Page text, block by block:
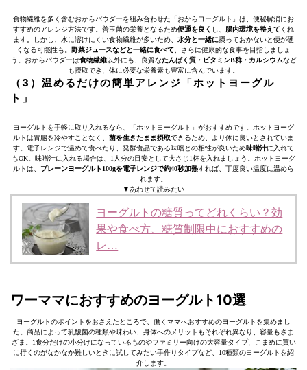
食物繊維を多く含むおからパウダーを組み合わせた「おからヨーグルト」は、便秘解消にお
すすめのアレンジ方法です。善玉菌の栄養となるため便通を良く し、 腸内環境を整えてくれ
ます。しかし、水に溶けにくい食物繊維が多いため、 水分と一緒に摂っておかないと便が硬
くなる可能性も。 野菜ジュースなどと一緒に食べて、さらに健康的な食事を目指しましょ
う。おからパウダーは食物繊維以外にも、良質なたんぱく質・ビタミンB群・カルシウムなど
も摂取でき、体に必要な栄養素も豊富に含んでいます。
（3）温めるだけの簡単アレンジ「ホットヨーグル
ト」
ヨーグルトを手軽に取り入れるなら、「ホットヨーグルト」がおすすめです。ホットヨーグ
ルトは胃腸を冷やすことなく、 菌を生きたまま摂取できるため、より体に良いとされていま
す。電子レンジで温めて食べたり、発酵食品である味噌との相性が良いため味噌汁に入れて
もOK。味噌汁に入れる場合は、1人分の目安として大さじ1杯を入れましょう。ホットヨーグ
ルトは、 プレーンヨーグルト100gを電子レンジで約40秒加熱すれば、丁度良い温度に温めら
れます。
▼あわせて読みたい
ヨーグルトの糖質ってどれくらい？効
果や食べ方、糖質制限中におすすめの
レ…
ワーママにおすすめのヨーグルト10選
ヨーグルトのポイントをおさえたところで、働くママへおすすめのヨーグルトを集めまし
た。商品によって乳酸菌の種類や味わい、身体へのメリットもそれぞれ異なり、容量もさま
ざま。1食分だけの小分けになっているものやファミリー向けの大容量タイプ、こまめに買い
に行くのがなかなか難しいときに試してみたい手作りタイプなど、10種類のヨーグルトを紹
介します。